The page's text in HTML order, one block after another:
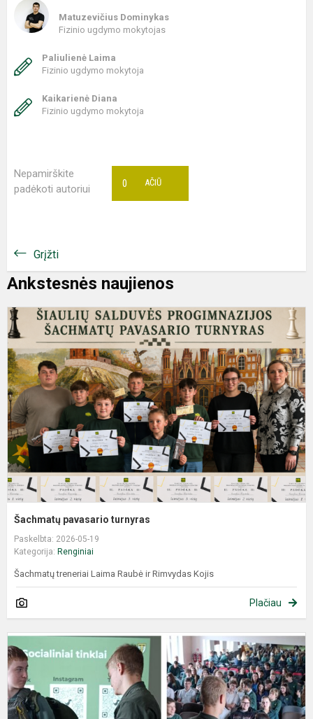
Matuzevičius Dominykas
Fizinio ugdymo mokytojas
Paliulienė Laima
Fizinio ugdymo mokytoja
Kaikarienė Diana
Fizinio ugdymo mokytoja
Nepamirškite
padėkoti autoriui
AČIŪ
0
Grįžti
Ankstesnės naujienos
Šachmatų pavasario turnyras
Paskelbta: 2026-05-19
Kategorija: Renginiai
Šachmatų treneriai Laima Raubė ir Rimvydas Kojis
Plačiau